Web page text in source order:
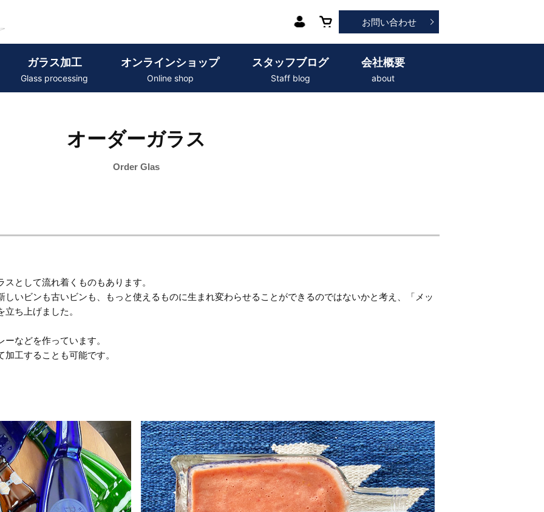
お問い合わせ
ガラス加工
Glass processing
オンラインショップ
Online shop
スタッフブログ
Staff blog
会社概要
about
オーダーガラス
Order Glas
として流れ着くものもあります。
いビンも古いビンも、もっと使えるものに生まれ変わらせることができるのではないかと考え、「メッ
ち上げました。
などを作っています。
工することも可能です。